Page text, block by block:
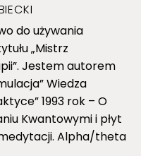
do używania
„Mistrz
Jestem autorem
Wiedza
1993 rok – O
Kwantowymi i płyt
Alpha/theta